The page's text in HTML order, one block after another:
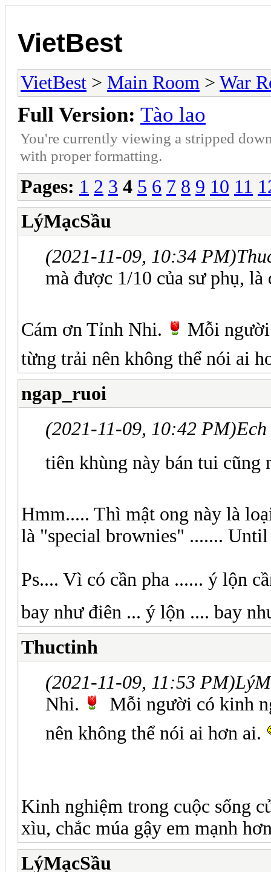
VietBest
VietBest > Main Room > War
Full Version: Tào lao
You're currently viewing a stripped
with proper formatting.
Pages: 1 2 3 4 5 6 7 8 9 10 11
LýMạcSầu
(2021-11-09, 10:34 PM)
mà được 1/10 của sư phụ,
Cám ơn Tỉnh Nhi.
Mỗi người
từng trải nên không thể nói ai
ngap_ruoi
(2021-11-09, 10:42 PM)
tiên khùng này bán tui cũng
Hmm..... Thì mật ong này là
là "special brownies" .......
Ps.... Vì có cần pha ...... ý lộn
bay như điên ... ý lộn .... bay
Thuctinh
(2021-11-09, 11:53 PM)
Nhi.
Mỗi người có kinh
nên không thể nói ai hơn ai.
Kinh nghiệm trong cuộc sống
xìu, chắc múa gậy em mạnh
LýMạcSầu